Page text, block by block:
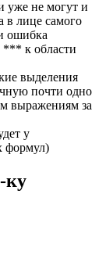
уже не могут и
в лице самого
ошибка
*** к области
выделения
почти одно
выражениям за
у
формул)
ку